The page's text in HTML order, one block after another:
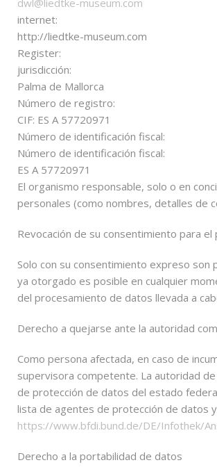
dwl@liedtke-museum.com
internet:
http://liedtke-museum.com
Register:
jurisdicción:
Palma de Mallorca
Número de registro:
CIF: ES A 57720971
Número de identificación fiscal:
Número de identificación fiscal:
ES A 57720971
El organismo responsable, solo o en
personales (como nombres, detalles de
Revocación de su consentimiento para
Solo con su consentimiento expreso
ya otorgado es posible en cualquier
del procesamiento de datos llevada a
Derecho a quejarse ante la autoridad
Como persona afectada, en caso de
supervisora ​​competente. La autoridad
de protección de datos del estado
lista de agentes de protección de datos
https://www.bfdi.bund.de/DE/Infothek/
Derecho a la portabilidad de datos